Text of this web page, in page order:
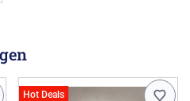
Hot Deals